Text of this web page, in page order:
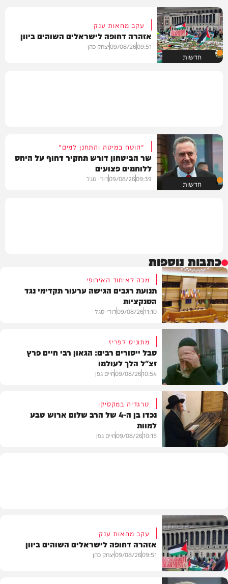
חדשות
עקב מחאות ענק
אזהרה דחופה לישראלים השוהים ביוון
09:51
09/08/26יצחק כהן
חדשות
"הוטח במיטה והתחנן למים"
שר הביטחון דורש תחקיר דחוף על היחס
ללוחמים פצועים
09:39
09/08/26דודי סגל
כתבות נוספות
חדשות
מכה לאיחוד האירופי
תנועת רגבים הגישה ערעור תקדימי נגד
הסנקציות
11:10
09/08/26דודי סגל
חרדים
מתוניס לפריז
סבל ייסורים רבים: הגאון רבי חיים פרץ
זצ"ל הלך לעולמו
10:54
09/08/26חיים גפן
טרגדיה במקסיקו
נכדו בן ה-4 של הרב שלום ארוש טבע
למוות
10:15
09/08/26חיים גפן
עקב מחאות ענק
אזהרה דחופה לישראלים השוהים ביוון
09:51
09/08/26יצחק כהן